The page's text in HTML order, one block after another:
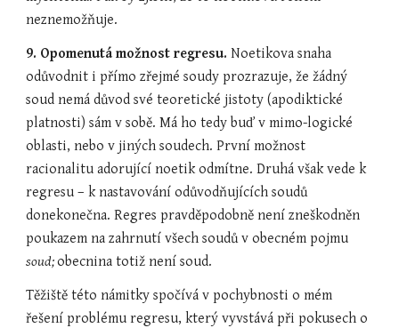
neznemožňuje.
9. Opomenutá možnost regresu. Noetikova snaha
odůvodnit i přímo zřejmé soudy prozrazuje, že žádný
soud nemá důvod své teoretické jistoty (apodiktické
platnosti) sám v sobě. Má ho tedy buď v mimo-logické
oblasti, nebo v jiných soudech. První možnost
racionalitu adorující noetik odmítne. Druhá však vede k
regresu – k nastavování odůvodňujících soudů
donekonečna. Regres pravděpodobně není zneškodněn
soud; obecnina totiž není soud.
Těžiště této námitky spočívá v pochybnosti o mém
řešení problému regresu, který vyvstává při pokusech o